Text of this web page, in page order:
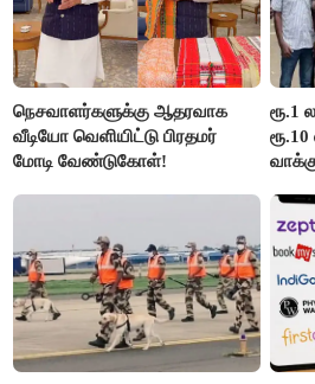
நெசவாளர்களுக்கு ஆதரவாக
வீடியோ வெளியிட்டு பிரதமர்
மோடி வேண்டுகோள்!
ரூ.1